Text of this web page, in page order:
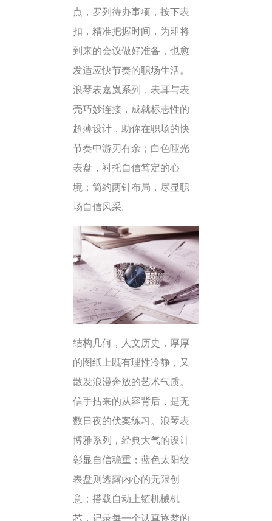
点，罗列待办事项，按下表
扣，精准把握时间，为即将
到来的会议做好准备，也愈
发适应快节奏的职场生活。
浪琴表嘉岚系列，表耳与表
壳巧妙连接，成就标志性的
超薄设计，助你在职场的快
节奏中游刃有余；白色哑光
表盘，衬托自信笃定的心
境；简约两针布局，尽显职
场自信风采。
结构几何，人文历史，厚厚
的图纸上既有理性冷静，又
散发浪漫奔放的艺术气质。
信手拈来的从容背后，是无
数日夜的伏案练习。浪琴表
博雅系列，经典大气的设计
彰显自信稳重；蓝色太阳纹
表盘则透露内心的无限创
意；搭载自动上链机械机
芯，记录每一个认真逐梦的